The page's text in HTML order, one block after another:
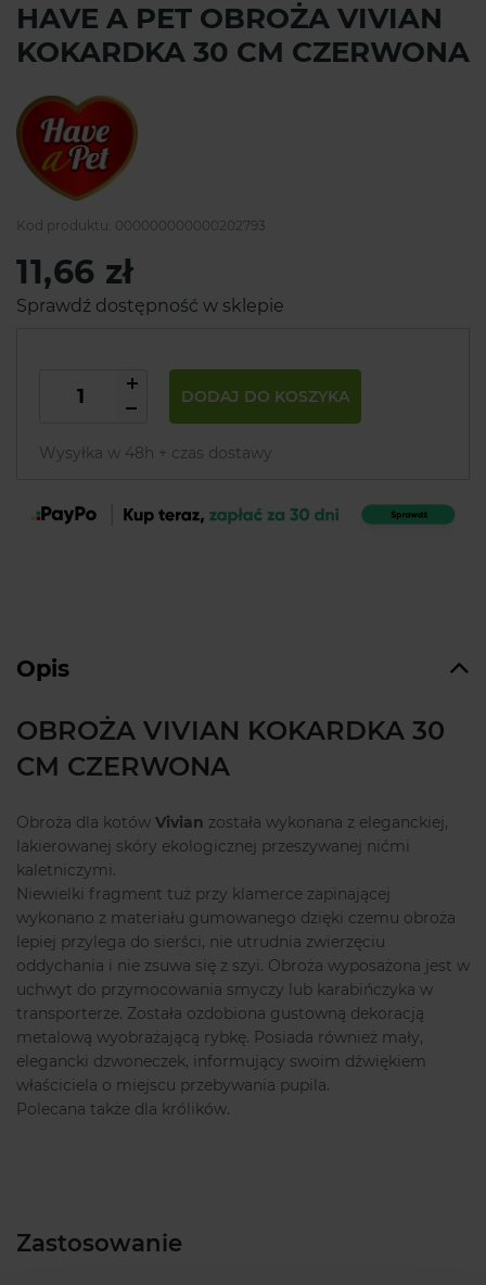
HAVE A PET OBROŻA VIVIAN
KOKARDKA 30 CM CZERWONA
Kod produktu: 000000000000202793
11,66 zł
Sprawdź dostępność w sklepie
DODAJ DO KOSZYKA
Wysyłka w 48h + czas dostawy
Opis
OBROŻA VIVIAN KOKARDKA 30
CM CZERWONA
Obroża dla kotów Vivian została wykonana z eleganckiej,
lakierowanej skóry ekologicznej przeszywanej nićmi
kaletniczymi.
Niewielki fragment tuż przy klamerce zapinającej
wykonano z materiału gumowanego dzięki czemu obroża
lepiej przylega do sierści, nie utrudnia zwierzęciu
oddychania i nie zsuwa się z szyi. Obroża wyposażona jest w
uchwyt do przymocowania smyczy lub karabińczyka w
transporterze. Została ozdobiona gustowną dekoracją
metalową wyobrażającą rybkę. Posiada również mały,
elegancki dzwoneczek, informujący swoim dźwiękiem
właściciela o miejscu przebywania pupila.
Polecana także dla królików.
Zastosowanie